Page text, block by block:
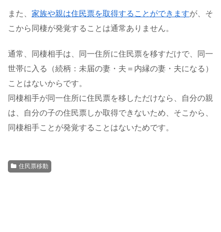
また、 家族や親は住民票を取得することができますが、そ
こから同棲が発覚することは通常ありません。
通常、同棲相手は、同一住所に住民票を移すだけで、同一
世帯に入る（続柄：未届の妻・夫＝内縁の妻・夫になる）
ことはないからです。
同棲相手が同一住所に住民票を移しただけなら、自分の親
は、自分の子の住民票しか取得できないため、そこから、
同棲相手ことが発覚することはないためです。
住民票移動